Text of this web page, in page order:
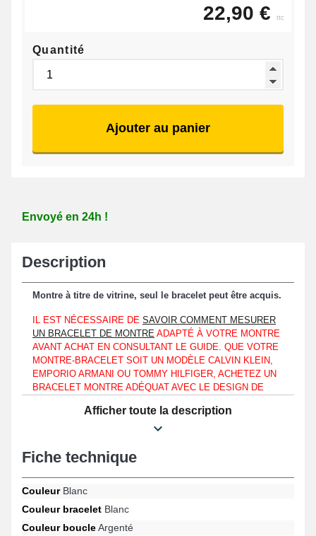
22,90 € ttc
Quantité
Ajouter au panier
Envoyé en 24h !
Description
Montre à titre de vitrine, seul le bracelet peut être acquis.
IL EST NÉCESSAIRE DE SAVOIR COMMENT MESURER
UN BRACELET DE MONTRE ADAPTÉ À VOTRE MONTRE
AVANT ACHAT EN CONSULTANT LE GUIDE. QUE VOTRE
MONTRE-BRACELET SOIT UN MODÈLE CALVIN KLEIN,
EMPORIO ARMANI OU TOMMY HILFIGER, ACHETEZ UN
BRACELET MONTRE ADÉQUAT AVEC LE DESIGN DE
à disposer à hauteur d'un boîtier de montre présentant un entre-
corne d'une longueur de 16 mm seulement.
Fait de cuir véritable, ce bracelet représente une option
démodé ou brisé. De type ardillon, le fermoir d'aspect argenté
garantit un dispositif de fixation sûr et pratique. Disposez au
Afficher toute la description
Fiche technique
CouleurBlanc
Couleur bracelet Blanc
Couleur boucleArgenté